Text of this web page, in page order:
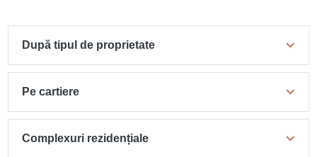
După tipul de proprietate
Pe cartiere
Complexuri rezidențiale